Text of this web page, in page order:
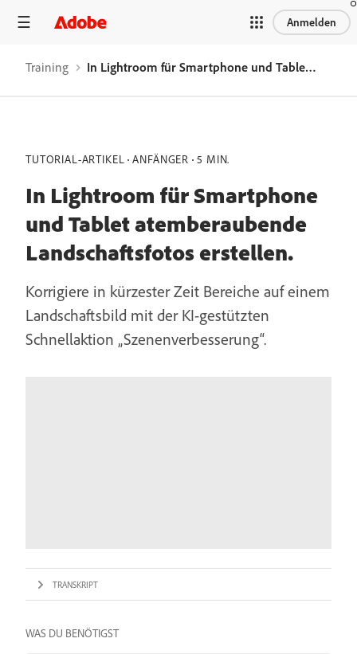
Anmelden
Training In Lightroom für Smartphone und Tablet atemberaubende Landschaftsfotos erstellen.
TUTORIAL-ARTIKEL ANFÄNGER 5 MIN.
In Lightroom für Smartphone
und Tablet atemberaubende
Landschaftsfotos erstellen.
Korrigiere in kürzester Zeit Bereiche auf einem
Landschaftsbild mit der KI-gestützten
Schnellaktion „Szenenverbesserung“.
TRANSKRIPT
WAS DU BENÖTIGST